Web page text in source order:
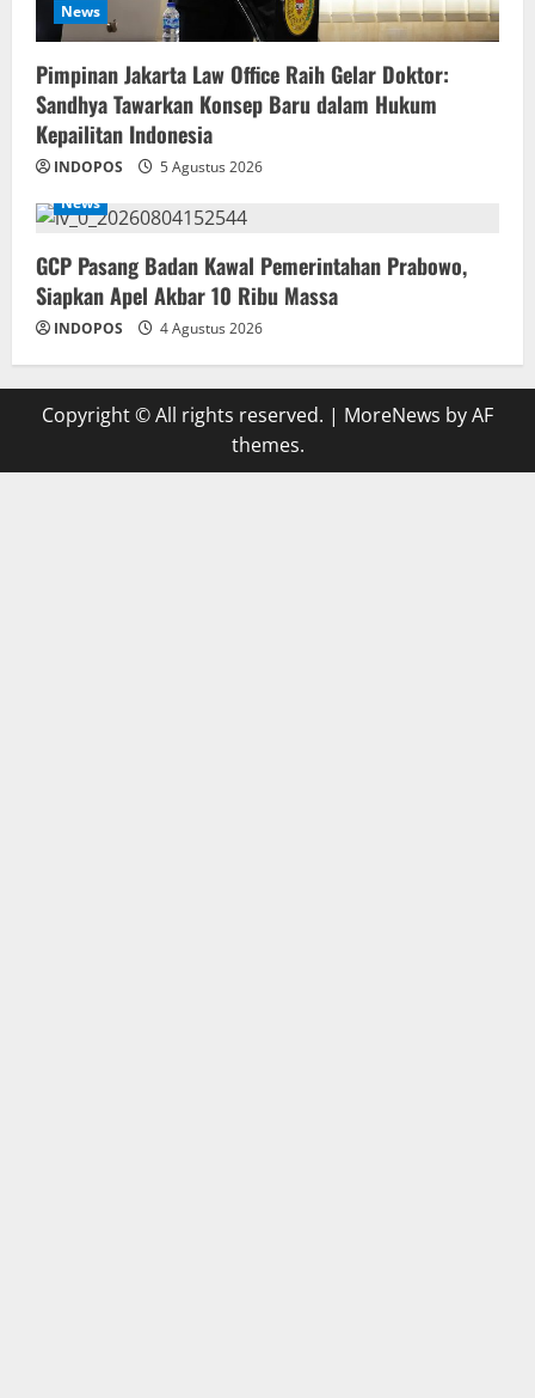
News
Pimpinan Jakarta Law Office Raih Gelar Doktor:
Sandhya Tawarkan Konsep Baru dalam Hukum
Kepailitan Indonesia
INDOPOS
5 Agustus 2026
News
‎GCP Pasang Badan Kawal Pemerintahan Prabowo,
Siapkan Apel Akbar 10 Ribu Massa
INDOPOS 4 Agustus 2026
Copyright © All rights reserved. | MoreNews by AF
themes.